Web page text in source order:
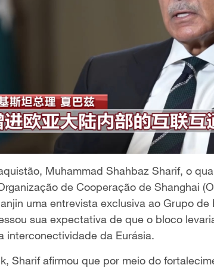
Muhammad Shahbaz Sharif, o
de Cooperação de Shanghai
uma entrevista exclusiva ao Grupo
sua expectativa de que o bloco
interconectividade da Eurásia.
Sharif afirmou que por meio do